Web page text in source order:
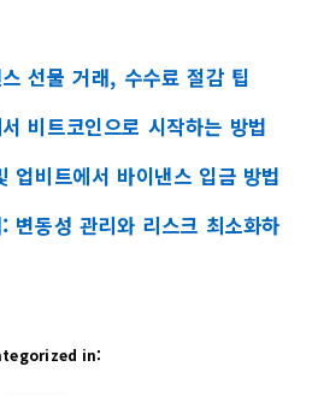
선물 거래, 수수료 절감 팁
비트코인으로 시작하는 방법
업비트에서 바이낸스 입금 방법
변동성 관리와 리스크 최소화하
in: